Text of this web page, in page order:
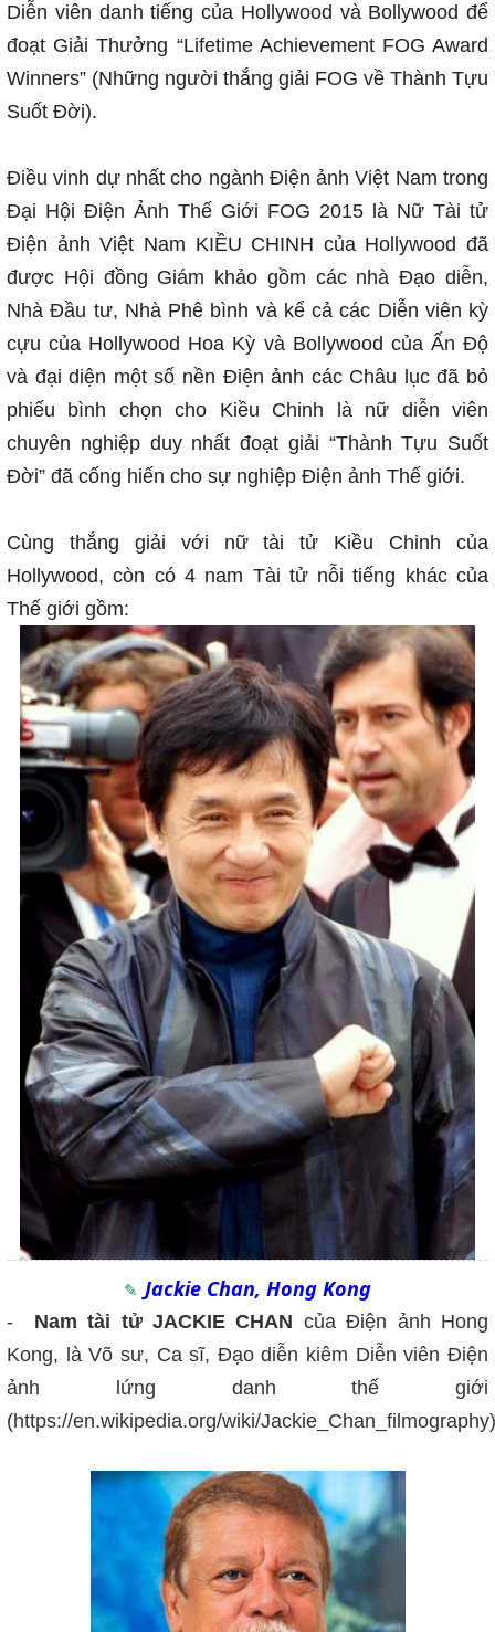
Diễn viên danh tiếng của Hollywood và Bollywood để
đoạt Giải Thưởng “Lifetime Achievement FOG Award
Winners” (Những người thắng giải FOG về Thành Tựu
Suốt Đời).
Điều vinh dự nhất cho ngành Điện ảnh Việt Nam trong
Đại Hội Điện Ảnh Thế Giới FOG 2015 là Nữ Tài tử
Điện ảnh Việt Nam KIỀU CHINH của Hollywood đã
được Hội đồng Giám khảo gồm các nhà Đạo diễn,
Nhà Đầu tư, Nhà Phê bình và kể cả các Diễn viên kỳ
cựu của Hollywood Hoa Kỳ và Bollywood của Ấn Độ
và đại diện một số nền Điện ảnh các Châu lục đã bỏ
phiếu bình chọn cho Kiều Chinh là nữ diễn viên
chuyên nghiệp duy nhất đoạt giải “Thành Tựu Suốt
Đời” đã cống hiến cho sự nghiệp Điện ảnh Thế giới.
Cùng thắng giải với nữ tài tử Kiều Chinh của
Hollywood, còn có 4 nam Tài tử nỗi tiếng khác của
Thế giới gồm:
Jackie Chan, Hong Kong
- Nam tài tử JACKIE CHAN của Điện ảnh Hong
Kong, là Võ sư, Ca sĩ, Đạo diễn kiêm Diễn viên Điện
ảnh lứng danh thế giới
(https://en.wikipedia.org/wiki/